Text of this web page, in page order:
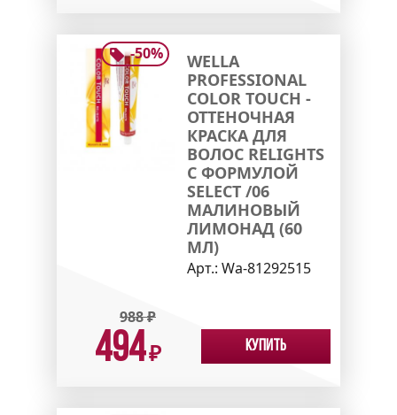
-50%
WELLA
PROFESSIONAL
COLOR TOUCH -
ОТТЕНОЧНАЯ
КРАСКА ДЛЯ
ВОЛОС RELIGHTS
С ФОРМУЛОЙ
SELECT /06
МАЛИНОВЫЙ
ЛИМОНАД (60
МЛ)
Арт.: Wa-81292515
988₽
494₽ Купить